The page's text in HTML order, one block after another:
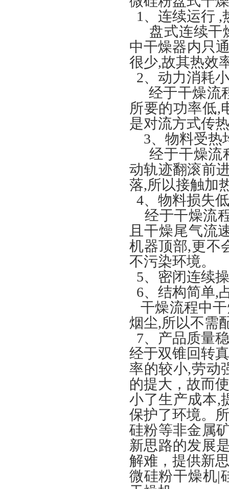
1、连续运行 ,
盘式连续干
中干燥器内只
很少,故其热效
2、动力消耗
经于干燥流
所要的功率低,
是对流方式传
3、物料受热
经于干燥流
动轨迹翻滚前
落,所以接触加
4、物料损失
经于干燥流
且干燥尾气流
机器顶部,更不
不污染环境。
5、密闭连续
6、结构简单
干燥流程中
烟尘,所以不需
7、产品质量
经于双锥回转
率的较小,劳动
的提大，故而
小了生产成本,
保护了环境。
硅粉等非金属
新思路的发展
解难，提供新
微硅粉干燥机|